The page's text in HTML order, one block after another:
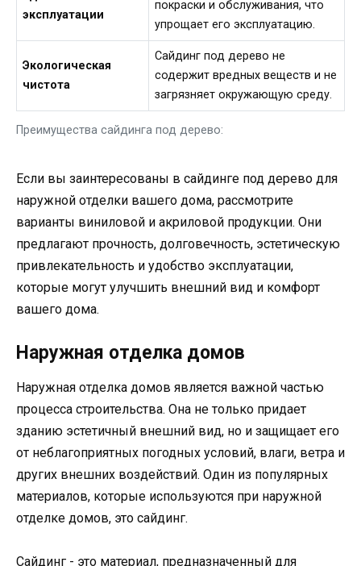
Преимущества сайдинга под дерево:
эксплуатации
покраски и обслуживания, что
упрощает его эксплуатацию.
Экологическая
чистота
Сайдинг под дерево не
содержит вредных веществ и не
загрязняет окружающую среду.
Если вы заинтересованы в сайдинге под дерево для
наружной отделки вашего дома, рассмотрите
варианты виниловой и акриловой продукции. Они
предлагают прочность, долговечность, эстетическую
привлекательность и удобство эксплуатации,
которые могут улучшить внешний вид и комфорт
вашего дома.
Наружная отделка домов
Наружная отделка домов является важной частью
процесса строительства. Она не только придает
зданию эстетичный внешний вид, но и защищает его
от неблагоприятных погодных условий, влаги, ветра и
других внешних воздействий. Один из популярных
материалов, которые используются при наружной
отделке домов, это сайдинг.
Сайдинг - это материал, предназначенный для